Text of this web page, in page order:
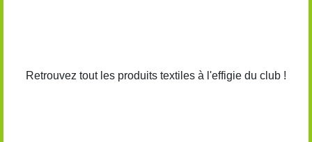
Retrouvez tout les produits textiles à l'effigie du club !